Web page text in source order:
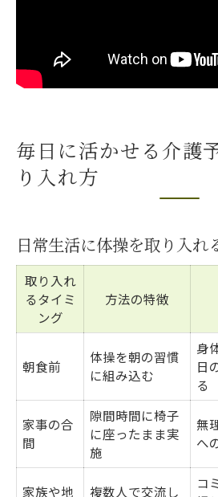
毎日に活かせる介護
り入れ方
日常生活に体操を取り入れ
取り入れ
るタイミ
ング
方法の特徴
朝食前
体操を朝の習慣
に組み込む
身
日
る
家事の合
間
隙間時間に椅子
に座ったまま実
施
無
へ
家族や地
複数人で交流し
コ